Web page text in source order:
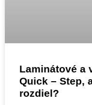
Laminátové a
Quick – Step,
rozdiel?